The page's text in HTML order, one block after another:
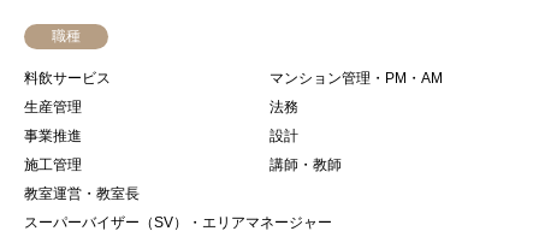
職種
料飲サービス
マンション管理・PM・AM
生産管理
法務
事業推進
設計
施工管理
講師・教師
教室運営・教室長
スーパーバイザー（SV）・エリアマネージャー